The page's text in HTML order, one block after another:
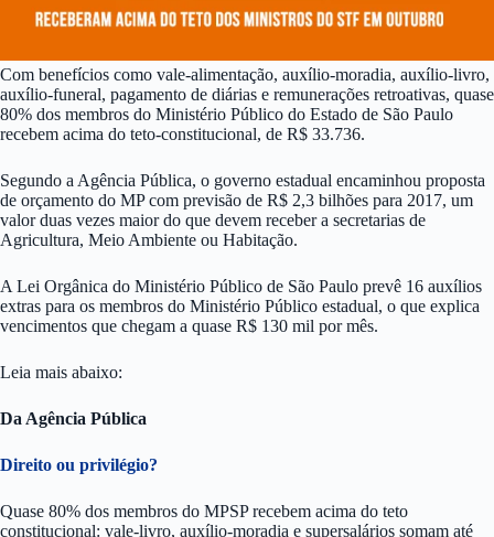
Com benefícios como vale-alimentação, auxílio-moradia, auxílio-livro,
auxílio-funeral, pagamento de diárias e remunerações retroativas, quase
80% dos membros do Ministério Público do Estado de São Paulo
recebem acima do teto-constitucional, de R$ 33.736.
Segundo a Agência Pública, o governo estadual encaminhou proposta
de orçamento do MP com previsão de R$ 2,3 bilhões para 2017, um
valor duas vezes maior do que devem receber a secretarias de
Agricultura, Meio Ambiente ou Habitação.
A Lei Orgânica do Ministério Público de São Paulo prevê 16 auxílios
extras para os membros do Ministério Público estadual, o que explica
vencimentos que chegam a quase R$ 130 mil por mês.
Leia mais abaixo:
Da Agência Pública
Direito ou privilégio?
Quase 80% dos membros do MPSP recebem acima do teto
constitucional: vale-livro, auxílio-moradia e supersalários somam até